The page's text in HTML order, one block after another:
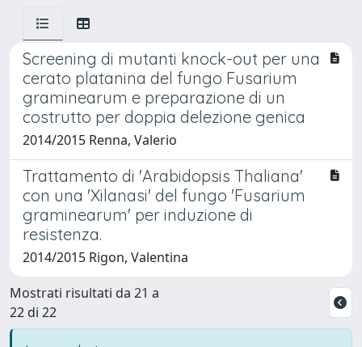
Screening di mutanti knock-out per una
cerato platanina del fungo Fusarium
graminearum e preparazione di un
costrutto per doppia delezione genica
2014/2015 Renna, Valerio
Trattamento di 'Arabidopsis Thaliana'
con una 'Xilanasi' del fungo 'Fusarium
graminearum' per induzione di
resistenza.
2014/2015 Rigon, Valentina
Mostrati risultati da 21 a
22 di 22